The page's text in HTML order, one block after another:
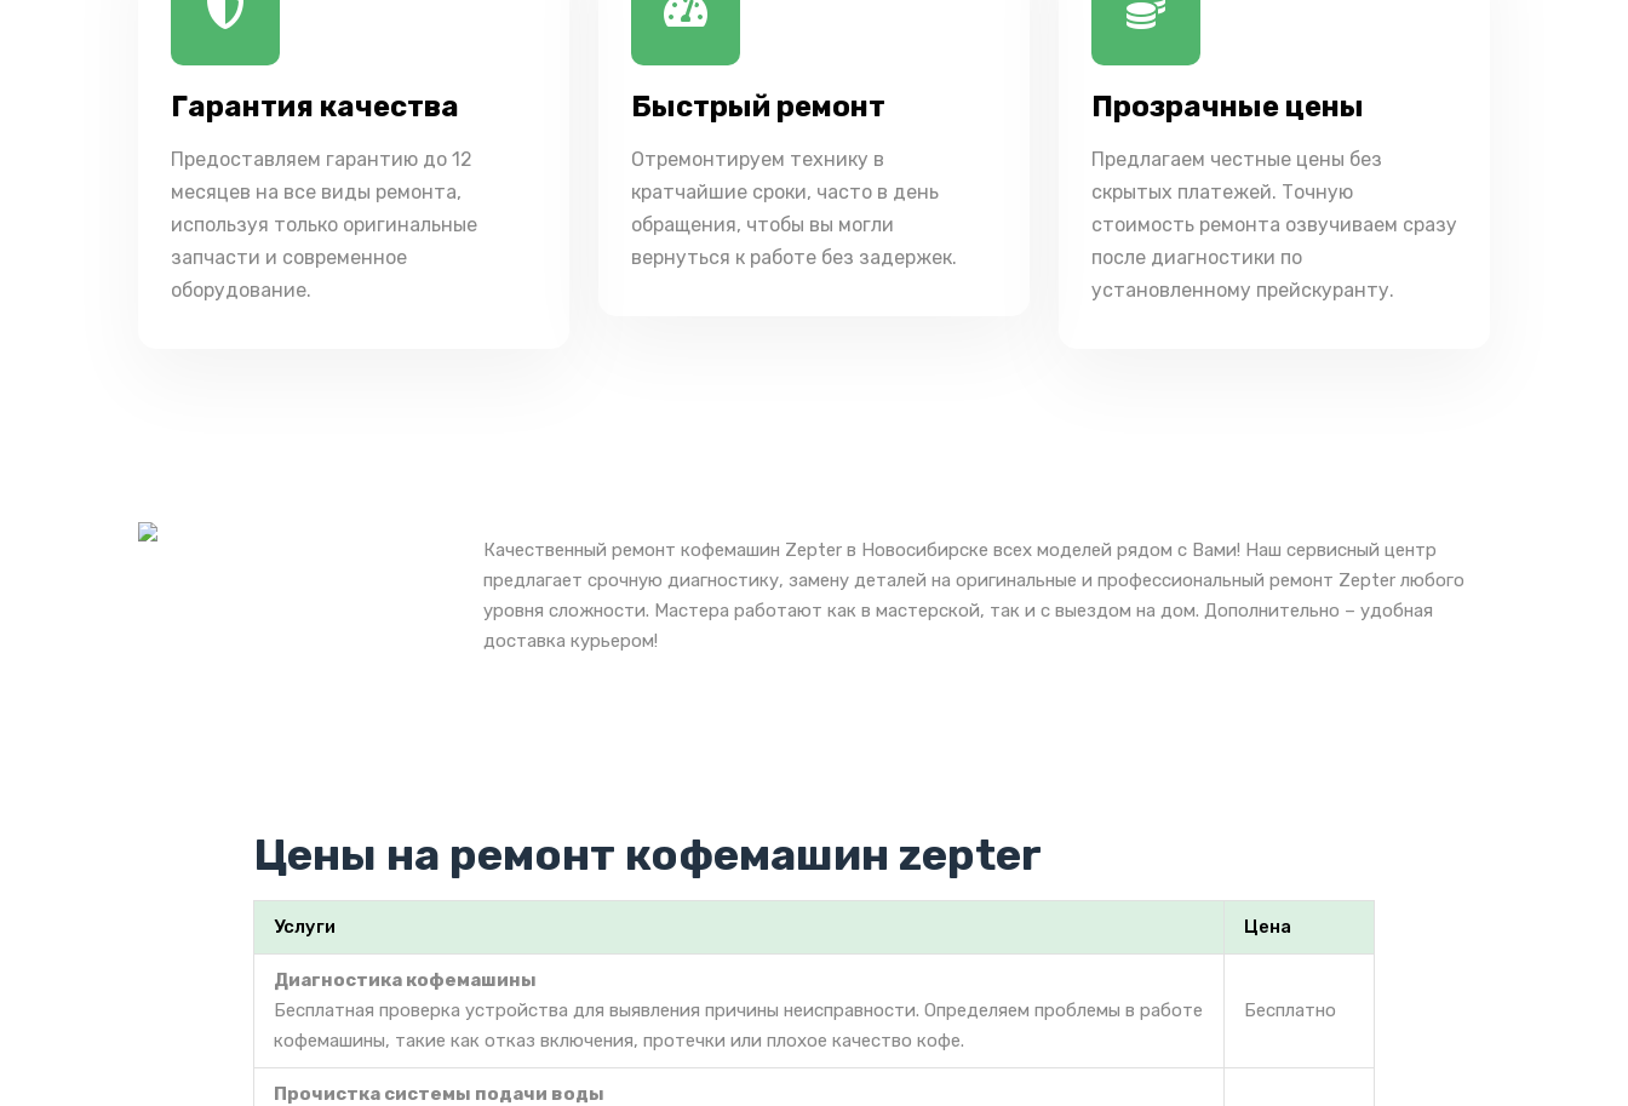
Гарантия качества
Предоставляем гарантию до 12
месяцев на все виды ремонта,
используя только оригинальные
запчасти и современное
оборудование.
Быстрый ремонт
Отремонтируем технику в
кратчайшие сроки, часто в день
обращения, чтобы вы могли
вернуться к работе без задержек.
Прозрачные цены
Предлагаем честные цены без
скрытых платежей. Точную
стоимость ремонта озвучиваем сразу
после диагностики по
установленному прейскуранту.
Качественный ремонт кофемашин Zepter в Новосибирске всех моделей рядом с Вами! Наш сервисный центр
предлагает срочную диагностику, замену деталей на оригинальные и профессиональный ремонт Zepter любого
уровня сложности. Мастера работают как в мастерской, так и с выездом на дом. Дополнительно – удобная
доставка курьером!
Цены на ремонт кофемашин zepter
Услуги Цена
Диагностика кофемашины
Бесплатная проверка устройства для выявления причины неисправности. Определяем проблемы в работе
кофемашины, такие как отказ включения, протечки или плохое качество кофе.
Бесплатно
Прочистка системы подачи воды